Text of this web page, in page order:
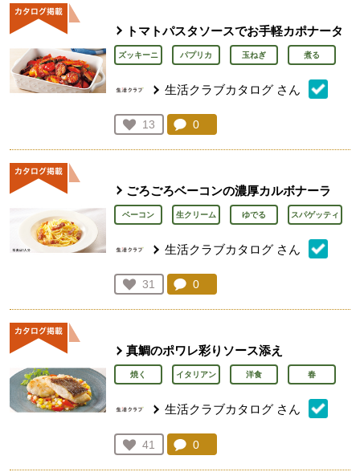
トマトパスタソースでお手軽カポナータ
ズッキーニ パプリカ 玉ねぎ 煮る
生活クラブカタログ さん
お気に入り登録：
13
人が登録
コメント：
0
ごろごろベーコンの濃厚カルボナーラ
ベーコン 生クリーム ゆでる スパゲッティ
生活クラブカタログ さん
お気に入り登録：
31
人が登録
コメント：
0
真鯛のポワレ彩りソース添え
焼く イタリアン 洋食 春
生活クラブカタログ さん
お気に入り登録：
41
人が登録
コメント：
0